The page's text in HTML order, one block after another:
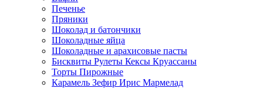
Печенье
Пряники
Шоколад и батончики
Шоколадные яйца
Шоколадные и арахисовые пасты
Бисквиты Рулеты Кексы Круассаны
Торты Пирожные
Карамель Зефир Ирис Мармелад